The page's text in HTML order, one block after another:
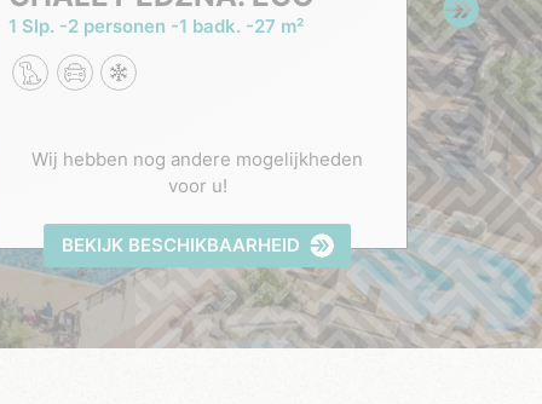
BEKIJK BESCHIKBAARHEID
1 Slp. 2 personen 1 badk. 27 m²
Wij hebben nog andere mogelijkheden
voor u!
1 Slp.
Wij